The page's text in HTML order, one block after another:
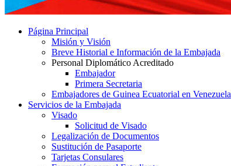
Página Principal
Misión y Visión
Breve Historial e Información de la Embajada
Personal Diplomático Acreditado
Embajador
Primera Secretaria
Embajadores de Guinea Ecuatorial en Venezuela
Servicios de la Embajada
Visado
Solicitud de Visado
Legalización de Documentos
Sustitución de Pasaporte
Tarjetas Consulares